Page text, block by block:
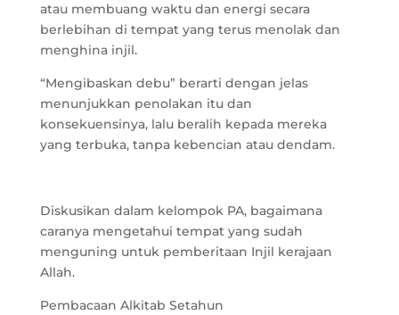
atau membuang waktu dan energi secara
berlebihan di tempat yang terus menolak dan
menghina injil.
“Mengibaskan debu” berarti dengan jelas
menunjukkan penolakan itu dan
konsekuensinya, lalu beralih kepada mereka
yang terbuka, tanpa kebencian atau dendam.
Diskusikan dalam kelompok PA, bagaimana
caranya mengetahui tempat yang sudah
menguning untuk pemberitaan Injil kerajaan
Allah.
Pembacaan Alkitab Setahun